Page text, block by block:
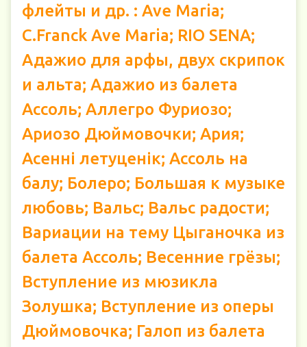
флейты и др. : Ave Maria;
C.Franck Ave Maria; RIO SENA;
Адажио для арфы, двух скрипок
и альта; Адажио из балета
Ассоль; Аллегро Фуриозо;
Ариозо Дюймовочки; Ария;
Асенні летуценік; Ассоль на
балу; Болеро; Большая к музыке
любовь; Вальс; Вальс радости;
Вариации на тему Цыганочка из
балета Ассоль; Весенние грёзы;
Вступление из мюзикла
Золушка; Вступление из оперы
Дюймовочка; Галоп из балета